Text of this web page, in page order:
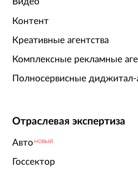
Видео
Контент
Креативные агентства
Комплексные рекламные
Полносервисные диджитал-
Отраслевая экспертиза
Авто НОВЫЙ
Госсектор